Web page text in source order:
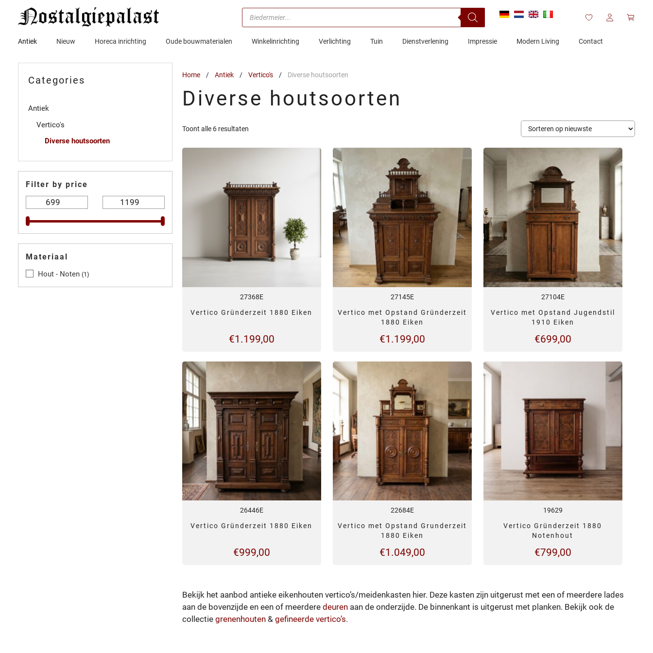
inhoud
Producten
zoeken
Antiek Nieuw Horeca inrichting Oude bouwmaterialen Winkelinrichting Verlichting Tuin Dienstverlening Impressie Modern Living Contact
Home / Antiek / Vertico's / Diverse houtsoorten
Diverse houtsoorten
Toont alle 6 resultatenGesorteerd
nieuwste
27368E
Vertico Gründerzeit 1880 Eiken
€1.199,00
27145E
Vertico met Opstand Gründerzeit
1880 Eiken
€1.199,00
27104E
Vertico met Opstand Jugendstil
1910 Eiken
€699,00
26446E
Vertico Gründerzeit 1880 Eiken
€999,00
22684E
Vertico met Opstand Grunderzeit
1880 Eiken
€1.049,00
19629
Vertico Gründerzeit 1880
Notenhout
€799,00
Bekijk het aanbod antieke eikenhouten vertico’s/meidenkasten hier. Deze kasten zijn uitgerust met een of meerdere lades
aan de bovenzijde en een of meerdere deurenaan de onderzijde. De binnenkant is uitgerust met planken. Bekijk ook de
collectie grenenhouten & gefineerde vertico’s.
Categories
Antiek
Vertico's
Diverse houtsoorten
Filter by price
Materiaal
Hout - Noten 1